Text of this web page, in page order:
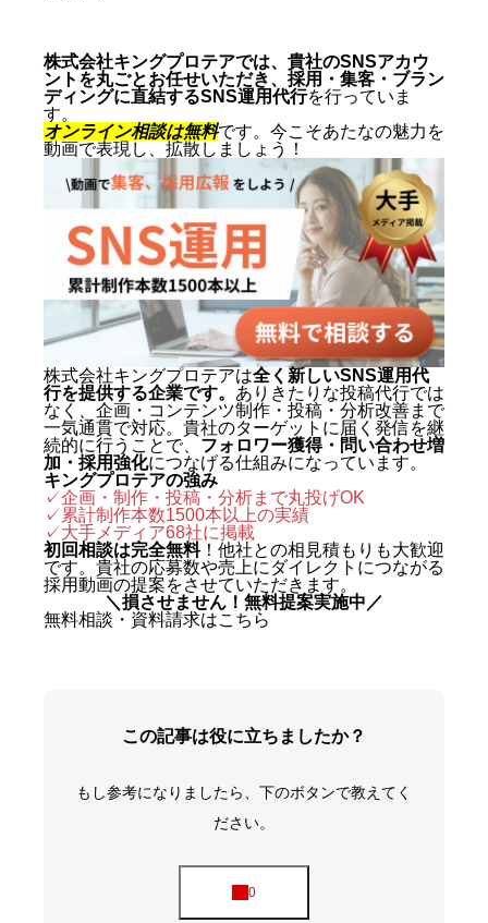
株式会社キングプロテアでは、貴社のSNSアカウ
ントを丸ごとお任せいただき、採用・集客・ブラン
ディングに直結するSNS運用代行を行っていま
す。
オンライン相談は無料です。今こそあたなの魅力を
動画で表現し、拡散しましょう！
株式会社キングプロテアは全く新しいSNS運用代
行を提供する企業です。 ありきたりな投稿代行では
なく、企画・コンテンツ制作・投稿・分析改善まで
一気通貫で対応。貴社のターゲットに届く発信を継
続的に行うことで、 フォロワー獲得・問い合わせ増
加・採用強化につなげる仕組みになっています。
キングプロテアの強み
✓企画・制作・投稿・分析まで丸投げOK
✓累計制作本数1500本以上の実績
✓大手メディア68社に掲載
初回相談は完全無料！他社との相見積もりも大歓迎
です。貴社の応募数や売上にダイレクトにつながる
採用動画の提案をさせていただきます。
＼損させません！無料提案実施中／
無料相談・資料請求はこちら
この記事は役に立ちましたか？
もし参考になりましたら、下のボタンで教えてく
ださい。